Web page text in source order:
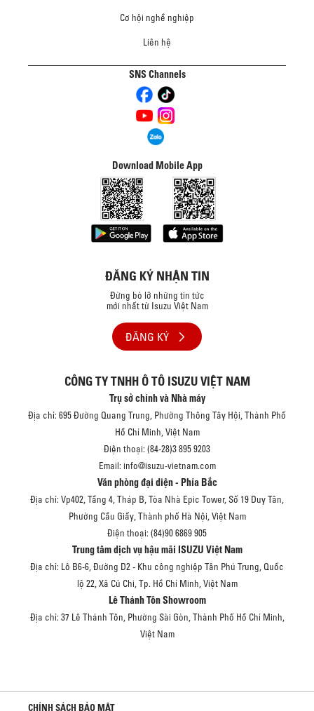
Cơ hội nghề nghiệp
Liên hệ
SNS Channels
Download Mobile App
ĐĂNG KÝ NHẬN TIN
Đừng bỏ lỡ những tin tức
mới nhất từ Isuzu Việt Nam
ĐĂNG KÝ
CÔNG TY TNHH Ô TÔ ISUZU VIỆT NAM
Trụ sở chính và Nhà máy
Địa chỉ: 695 Đường Quang Trung, Phường Thông Tây Hội, Thành Phố
Hồ Chí Minh, Việt Nam
Điện thoại: (84-28)3 895 9203
Email: info@isuzu-vietnam.com
Văn phòng đại diện - Phía Bắc
Địa chỉ: Vp402, Tầng 4, Tháp B, Tòa Nhà Epic Tower, Số 19 Duy Tân,
Phường Cầu Giấy, Thành phố Hà Nội, Việt Nam
Điện thoại: (84)90 6869 905
Trung tâm dịch vụ hậu mãi ISUZU Việt Nam
Địa chỉ: Lô B6-6, Đường D2 - Khu công nghiệp Tân Phú Trung, Quốc
lộ 22, Xã Củ Chi, Tp. Hồ Chí Minh, Việt Nam
Lê Thánh Tôn Showroom
Địa chỉ: 37 Lê Thánh Tôn, Phường Sài Gòn, Thành Phố Hồ Chí Minh,
Việt Nam
CHÍNH SÁCH BẢO MẬT